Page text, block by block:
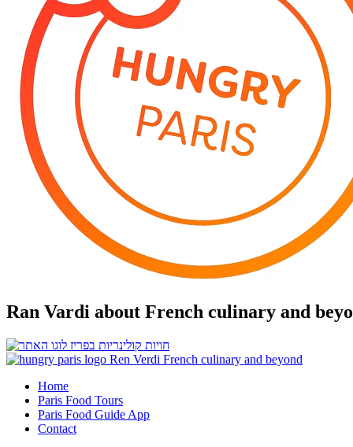
Ran Vardi about French culinary and
Home
Paris Food Tours
Paris Food Guide App
Contact